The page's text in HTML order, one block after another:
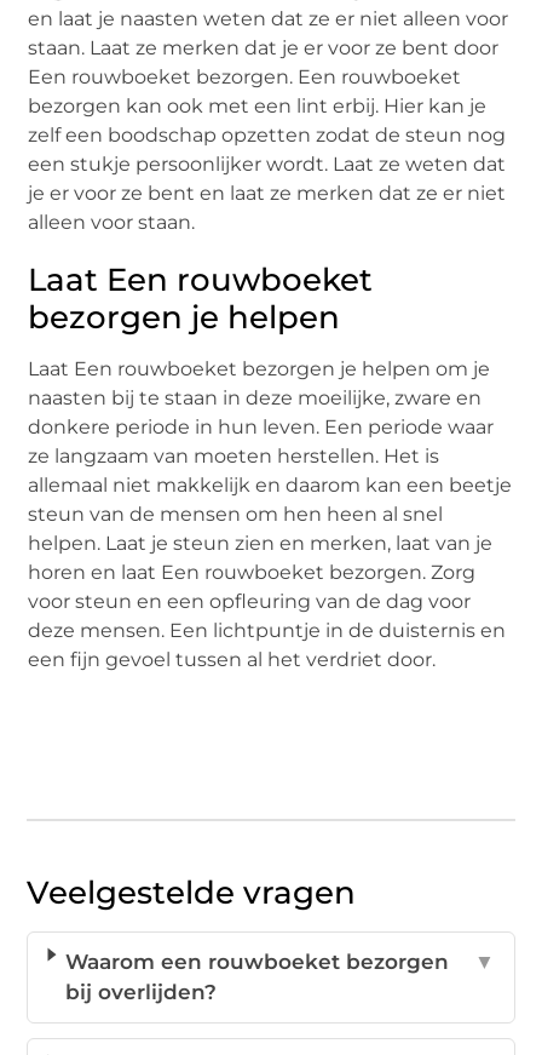
en laat je naasten weten dat ze er niet alleen voor
staan. Laat ze merken dat je er voor ze bent door
Een rouwboeket bezorgen. Een rouwboeket
bezorgen kan ook met een lint erbij. Hier kan je
zelf een boodschap opzetten zodat de steun nog
een stukje persoonlijker wordt. Laat ze weten dat
je er voor ze bent en laat ze merken dat ze er niet
alleen voor staan.
Laat Een rouwboeket
bezorgen je helpen
Laat Een rouwboeket bezorgen je helpen om je
naasten bij te staan in deze moeilijke, zware en
donkere periode in hun leven. Een periode waar
ze langzaam van moeten herstellen. Het is
allemaal niet makkelijk en daarom kan een beetje
steun van de mensen om hen heen al snel
helpen. Laat je steun zien en merken, laat van je
horen en laat Een rouwboeket bezorgen. Zorg
voor steun en een opfleuring van de dag voor
deze mensen. Een lichtpuntje in de duisternis en
een fijn gevoel tussen al het verdriet door.
Veelgestelde vragen
Waarom een rouwboeket bezorgen
bij overlijden?
▼